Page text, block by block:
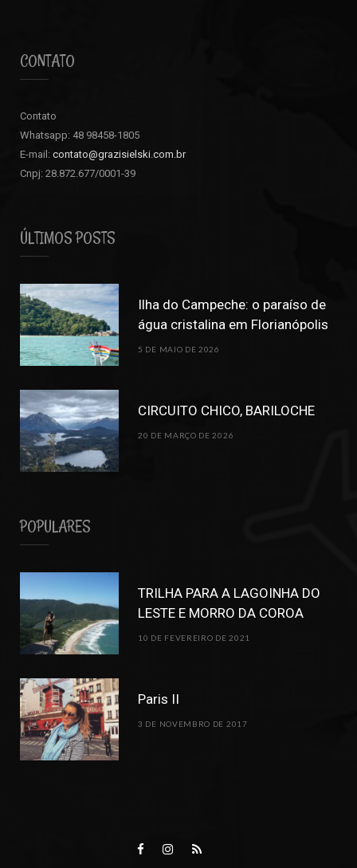
CONTATO
Contato
Whatsapp: 48 98458-1805
E-mail: contato@grazisielski.com.br
Cnpj: 28.872.677/0001-39
ÚLTIMOS POSTS
Ilha do Campeche: o paraíso de
água cristalina em Florianópolis
5 DE MAIO DE 2026
CIRCUITO CHICO, BARILOCHE
20 DE MARÇO DE 2026
POPULARES
TRILHA PARA A LAGOINHA DO
LESTE E MORRO DA COROA
10 DE FEVEREIRO DE 2021
Paris II
3 DE NOVEMBRO DE 2017